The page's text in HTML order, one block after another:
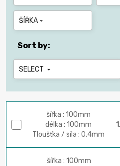
ŠÍŘKA 
Sort by:
SELECT 
šířka : 100mm
délka : 100mm
Tloušťka / síla : 0.4mm
šířka : 100mm